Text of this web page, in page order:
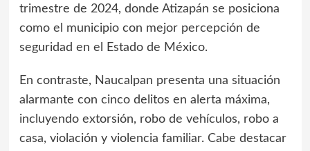
trimestre de 2024, donde Atizapán se posiciona
como el municipio con mejor percepción de
seguridad en el Estado de México.
En contraste, Naucalpan presenta una situación
alarmante con cinco delitos en alerta máxima,
incluyendo extorsión, robo de vehículos, robo a
casa, violación y violencia familiar. Cabe destacar